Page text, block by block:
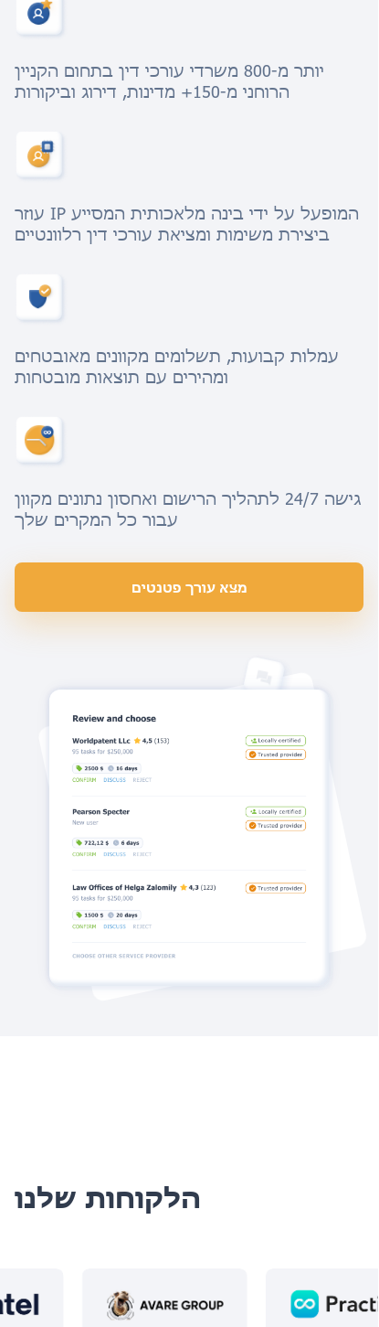
יותר מ-800 משרדי עורכי דין בתחום הקניין
הרוחני מ-150+ מדינות, דירוג וביקורות
עוזר IP המופעל על ידי בינה מלאכותית המסייע
ביצירת משימות ומציאת עורכי דין רלוונטיים
עמלות קבועות, תשלומים מקוונים מאובטחים
ומהירים עם תוצאות מובטחות
גישה 24/7 לתהליך הרישום ואחסון נתונים מקוון
עבור כל המקרים שלך
מצא עורך פטנטים
הלקוחות שלנו